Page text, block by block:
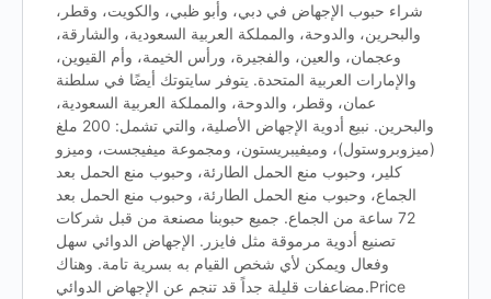
شراء حبوب الإجهاض في دبي، وأبو ظبي، والكويت، وقطر،
والبحرين، والدوحة، والمملكة العربية السعودية، والشارقة،
وعجمان، والعين، والفجيرة، ورأس الخيمة، وأم القيوين،
والإمارات العربية المتحدة. يتوفر سايتوتك أيضًا في سلطنة
عمان، وقطر، والدوحة، والمملكة العربية السعودية،
والبحرين. نبيع أدوية الإجهاض الأصلية، والتي تشمل: 200 ملغ
(ميزوبروستول)، وميفيبريستون، ومجموعة ميفيجست، وميزو
كلير، وحبوب منع الحمل الطارئة، وحبوب منع الحمل بعد
الجماع، وحبوب منع الحمل الطارئة، وحبوب منع الحمل بعد
72 ساعة من الجماع. جميع حبوبنا مصنعة من قبل شركات
تصنيع أدوية مرموقة مثل فايزر. الإجهاض الدوائي سهل
وفعال ويمكن لأي شخص القيام به بسرية تامة. وهناك
مضاعفات قليلة جداً قد تنجم عن الإجهاض الدوائي.Price